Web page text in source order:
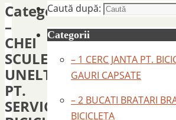
Categorie:
–
CHEI
SCULE
UNELTE
PT.
SERVICE
Caută după:
Categorii
– 1 CERC JANTA PT.
GAURI CAPSATE
– 2 BUCATI BRATARI
BICICLETA